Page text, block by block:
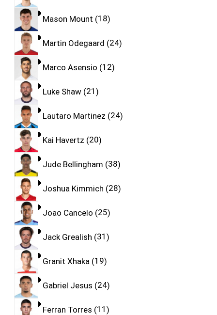
Mason Mount 18
Martin Odegaard 24
Marco Asensio 12
Luke Shaw 21
Lautaro Martinez 24
Kai Havertz 20
Jude Bellingham 38
Joshua Kimmich 28
Joao Cancelo 25
Jack Grealish 31
Granit Xhaka 19
Gabriel Jesus 24
Ferran Torres 11